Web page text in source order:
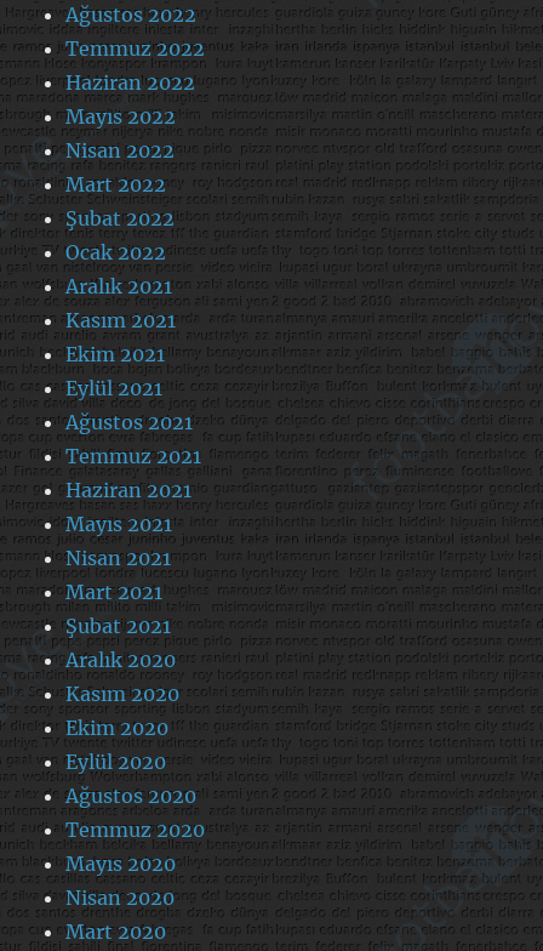
Ağustos 2022
Temmuz 2022
Haziran 2022
Mayıs 2022
Nisan 2022
Mart 2022
Şubat 2022
Ocak 2022
Aralık 2021
Kasım 2021
Ekim 2021
Eylül 2021
Ağustos 2021
Temmuz 2021
Haziran 2021
Mayıs 2021
Nisan 2021
Mart 2021
Şubat 2021
Aralık 2020
Kasım 2020
Ekim 2020
Eylül 2020
Ağustos 2020
Temmuz 2020
Mayıs 2020
Nisan 2020
Mart 2020